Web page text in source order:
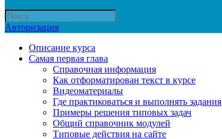
Авторизация
Описание курса
Самая первая глава
Справочная информация
Как отформатирован текст в курсе
Видеоматериалы
Где практиковаться и выполнять задания
Примеры решения типовых задач
Общий справочник модулей
Типовые действия на сайте